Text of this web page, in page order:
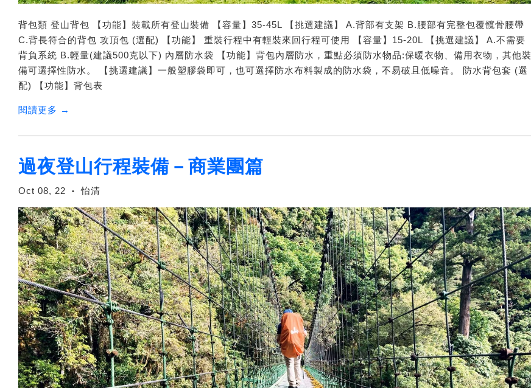
背包類 登山背包 【功能】裝載所有登山裝備 【容量】35-45L 【挑選建議】 A.背部有支架 B.腰部有完整包覆髖骨腰帶
C.背長符合的背包 攻頂包 (選配) 【功能】 重裝行程中有輕裝來回行程可使用 【容量】15-20L 【挑選建議】 A.不需要
背負系統 B.輕量(建議500克以下) 內層防水袋 【功能】背包內層防水，重點必須防水物品:保暖衣物、備用衣物，其他裝
備可選擇性防水。 【挑選建議】一般塑膠袋即可，也可選擇防水布料製成的防水袋，不易破且低噪音。 防水背包套 (選
配) 【功能】背包表
閱讀更多 →
過夜登山行程裝備－商業團篇
Oct 08, 22 • 怡清